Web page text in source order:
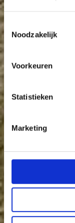
Toestemmingsselectie
Noodzakelijk
Voorkeuren
Statistieken
Marketing